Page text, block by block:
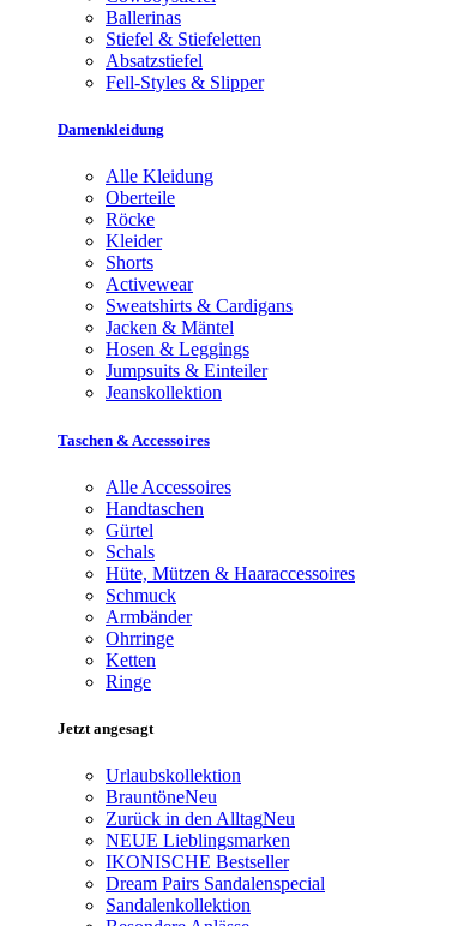
Ballerinas
Stiefel & Stiefeletten
Absatzstiefel
Fell-Styles & Slipper
Damenkleidung
Alle Kleidung
Oberteile
Röcke
Kleider
Shorts
Activewear
Sweatshirts & Cardigans
Jacken & Mäntel
Hosen & Leggings
Jumpsuits & Einteiler
Jeanskollektion
Taschen & Accessoires
Alle Accessoires
Handtaschen
Gürtel
Schals
Hüte, Mützen & Haaraccessoires
Schmuck
Armbänder
Ohrringe
Ketten
Ringe
Jetzt angesagt
Urlaubskollektion
BrauntöneNeu
Zurück in den AlltagNeu
NEUE Lieblingsmarken
IKONISCHE Bestseller
Dream Pairs Sandalenspecial
Sandalenkollektion